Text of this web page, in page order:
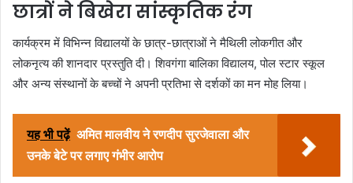
छात्रों ने बिखेरा सांस्कृतिक रंग
कार्यक्रम में विभिन्न विद्यालयों के छात्र-छात्राओं ने मैथिली लोकगीत और
लोकनृत्य की शानदार प्रस्तुति दी। शिवगंगा बालिका विद्यालय, पोल स्टार स्कूल
और अन्य संस्थानों के बच्चों ने अपनी प्रतिभा से दर्शकों का मन मोह लिया।
यह भी पढ़ें अमित मालवीय ने रणदीप सुरजेवाला और
उनके बेटे पर लगाए गंभीर आरोप